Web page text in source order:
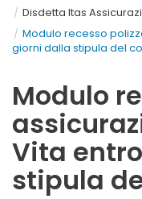
Disdetta Itas
Modulo recesso
giorni dalla stipula del
Modulo
Vita
stipula